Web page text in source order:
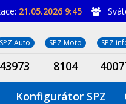
21.05.2026 9:45
SPZ Auto SPZ Moto SPZ
43973 8104
Konfigurátor SPZ